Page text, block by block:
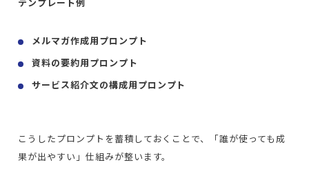
メルマガ作成用プロンプト
資料の要約用プロンプト
サービス紹介文の構成用プロンプト
こうしたプロンプトを蓄積しておくことで、「誰が使っても成
果が出やすい」仕組みが整います。